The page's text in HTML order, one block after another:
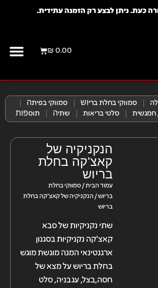
כעת. ניתן לבצע רק הזמנה עתידית.
₪ 0.00
סמווקי בחלת בריוש​
סמווקי בפיתה​
חמגשית
סלטי בריאות שתיה​ תוספות​
הנקניקיה של
קאצ'קה בחלת
בריוש
עמוד הבית/סמווקי בחלת
בריוש/ הנקניקיה של קאצ'קה בחלת
בריוש
שתי נקניקיות של סבא
קאצ'קה נקניקיות בסגנון
ארגנטינאי המנה מוגשת מוגש
בחלת בריוש על מצא של
חסה,בצל, עגבניה, סלט